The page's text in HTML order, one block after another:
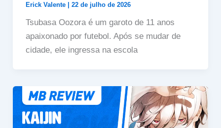
Erick Valente | 22 de julho de 2026
Tsubasa Oozora é um garoto de 11 anos
apaixonado por futebol. Após se mudar de
cidade, ele ingressa na escola